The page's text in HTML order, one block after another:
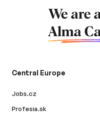
We are
Alma
Central Europe
Jobs.cz
Profesia.sk